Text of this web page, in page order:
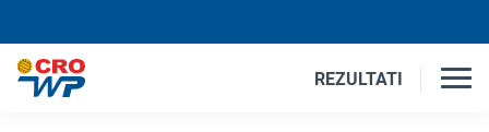
REZULTATI